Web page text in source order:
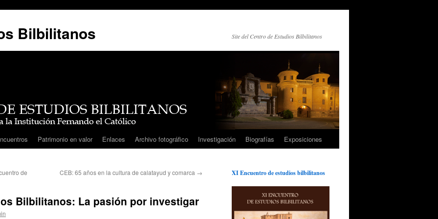
Bilbilitanos Site del Centro de Estudios Bilbilitanos
Patrimonio en valor Enlaces Archivo fotográfico Investigación Biografías Exposiciones
de
CEB: 65 años en la cultura de calatayud y comarca →
Bilbilitanos: La pasión por investigar
XI Encuentro de estudios bilbilitanos